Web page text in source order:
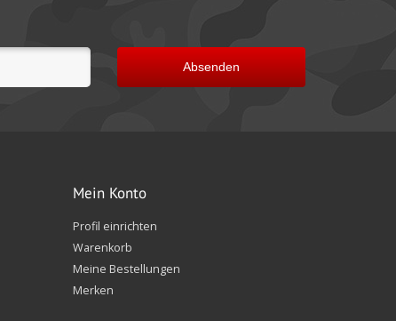
Absenden
Mein Konto
Profil einrichten
Warenkorb
Meine Bestellungen
Merken